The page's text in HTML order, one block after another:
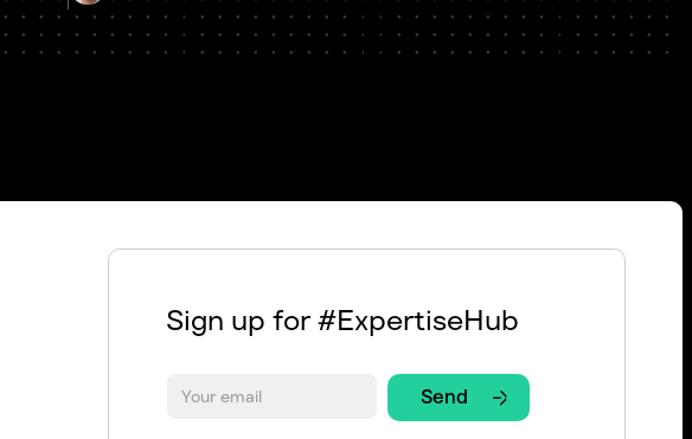
Sign up for #ExpertiseHub